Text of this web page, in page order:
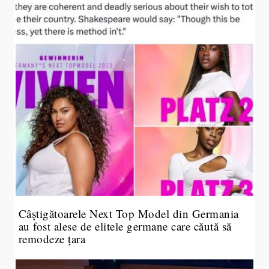
Câștigătoarele Next Top Model din Germania
au fost alese de elitele germane care căută să
remodeze țara